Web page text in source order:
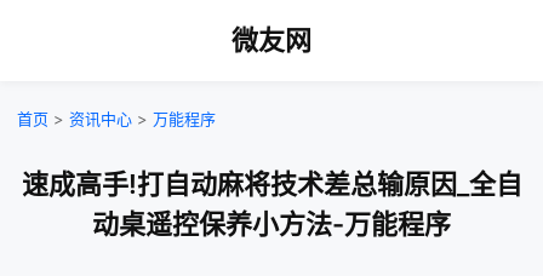
微友网
首页 > 资讯中心 > 万能程序
速成高手!打自动麻将技术差总输原因_全自
动桌遥控保养小方法-万能程序